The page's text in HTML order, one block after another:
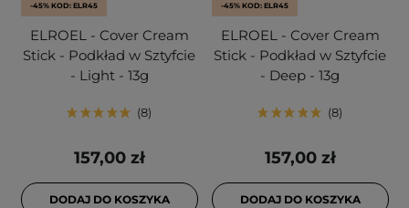
-45% KOD: ELR45
ELROEL - Cover Cream
Stick - Podkład w Sztyfcie
- Light - 13g
8
157,00 zł
DODAJ DO KOSZYKA
-45% KOD: ELR45
ELROEL - Cover Cream
Stick - Podkład w Sztyfcie
- Deep - 13g
8
157,00 zł
DODAJ DO KOSZYKA